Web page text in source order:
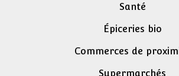
Santé
Épiceries bio
Commerces de
Supermarchés